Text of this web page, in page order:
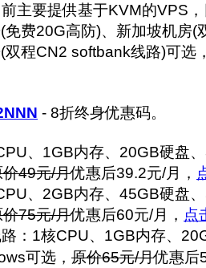
主要提供基于KVM的VPS
免费20G高防)、新加坡机房(
双程CN2 softbank线路)可选
- 8折终身优惠码。
、1GB内存、20GB硬盘
价49元/月优惠后39.2元/月，
、2GB内存、45GB硬盘
价75元/月优惠后60元/月， 点
：1核CPU、1GB内存、
可选， 原价65元/月优惠后